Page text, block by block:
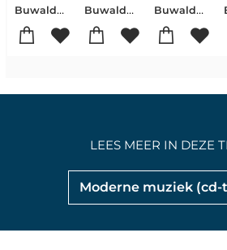
Buwalda, Matthijn
Buwalda, Matthijn
Buwalda, Matthijn
Moderne muziek (cd-
LEES MEER IN DEZE